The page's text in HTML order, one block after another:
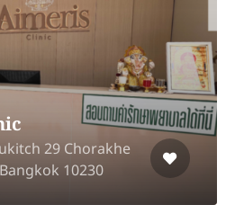
Nail & Spa (MRT
Regent Home Bang Son 27 ,
6 Bang Sue, Bang Sue,
10800,